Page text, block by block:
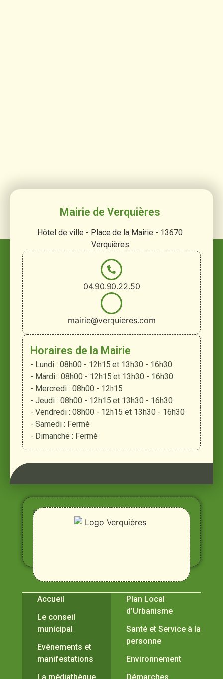
Mairie de Verquières
Hôtel de ville - Place de la Mairie - 13670
Verquières
04.90.90.22.50
mairie@verquieres.com
Horaires de la Mairie
- Lundi : 08h00 - 12h15 et 13h30 - 16h30
- Mardi : 08h00 - 12h15 et 13h30 - 16h30
- Mercredi : 08h00 - 12h15
- Jeudi : 08h00 - 12h15 et 13h30 - 16h30
- Vendredi : 08h00 - 12h15 et 13h30 - 16h30
- Samedi : Fermé
- Dimanche : Fermé
Entre
Rhône,
Alpilles
et
Durance
Accueil
Le conseil
municipal
Evènements et
manifestations
La médiathèque
Plan Local
d’Urbanisme
Santé et Service à la
personne
Environnement
Démarches